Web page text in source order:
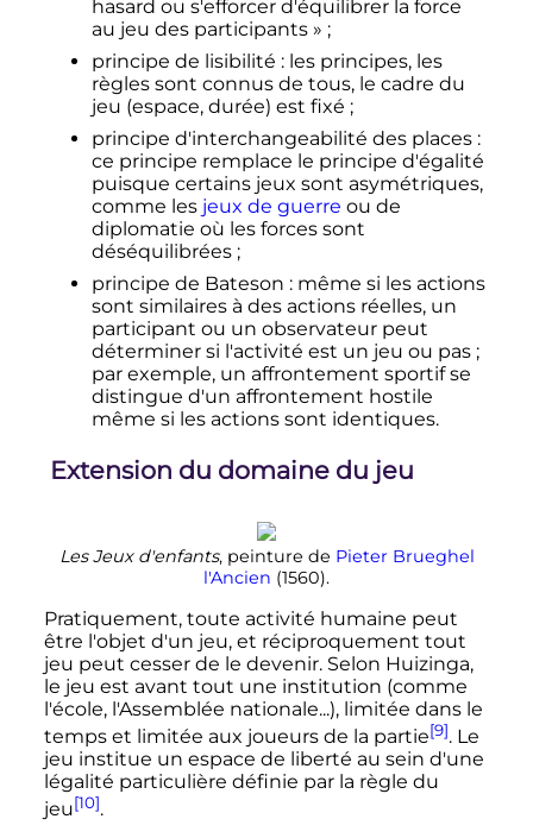
hasard ou s'efforcer d'équilibrer la force
au jeu des participants » ;
principe de lisibilité : les principes, les
règles sont connus de tous, le cadre du
jeu (espace, durée) est fixé ;
principe d'interchangeabilité des places :
ce principe remplace le principe d'égalité
puisque certains jeux sont asymétriques,
comme les jeux de guerre ou de
diplomatie où les forces sont
déséquilibrées ;
principe de Bateson : même si les actions
sont similaires à des actions réelles, un
participant ou un observateur peut
déterminer si l'activité est un jeu ou pas ;
par exemple, un affrontement sportif se
distingue d'un affrontement hostile
même si les actions sont identiques.
Extension du domaine du jeu
Les Jeux d'enfants, peinture de Pieter Brueghel
l'Ancien (1560).
Pratiquement, toute activité humaine peut
être l'objet d'un jeu, et réciproquement tout
jeu peut cesser de le devenir. Selon Huizinga,
le jeu est avant tout une institution (comme
l'école, l'Assemblée nationale...), limitée dans le
temps et limitée aux joueurs de la partie[9]. Le
jeu institue un espace de liberté au sein d'une
légalité particulière définie par la règle du
jeu[10].